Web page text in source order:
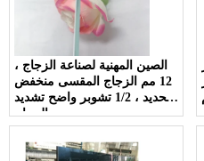
الصين المهنية لصناعة الزجاج ،
12 مم الزجاج المقسى منخفض
الحديد ، 1/2 تشوبر واضح تشديد
الزجاج